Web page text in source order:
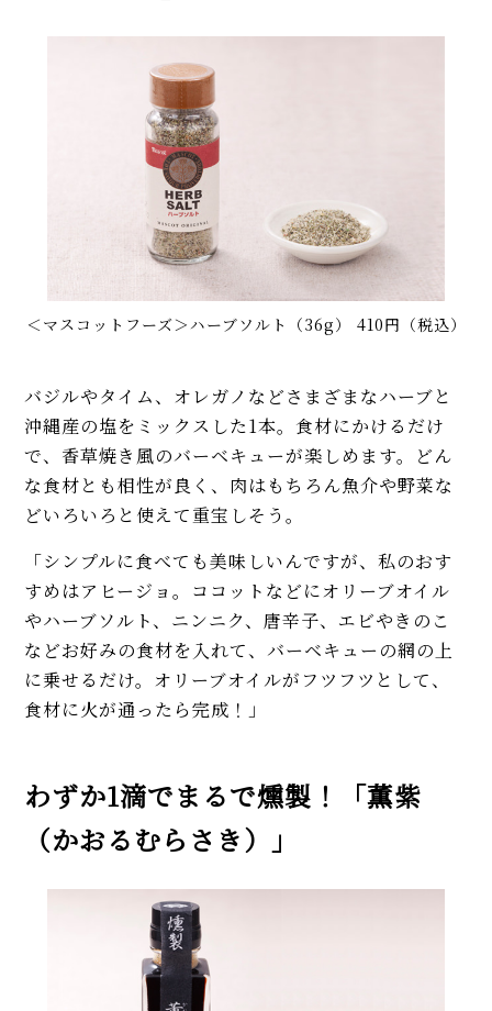
＜マスコットフーズ＞ハーブソルト（36g） 410円（税込）
バジルやタイム、オレガノなどさまざまなハーブと
沖縄産の塩をミックスした1本。食材にかけるだけ
で、香草焼き風のバーベキューが楽しめます。どん
な食材とも相性が良く、肉はもちろん魚介や野菜な
どいろいろと使えて重宝しそう。
「シンプルに食べても美味しいんですが、私のおす
すめはアヒージョ。ココットなどにオリーブオイル
やハーブソルト、ニンニク、唐辛子、エビやきのこ
などお好みの食材を入れて、バーベキューの網の上
に乗せるだけ。オリーブオイルがフツフツとして、
食材に火が通ったら完成！」
わずか1滴でまるで燻製！「薫紫
（かおるむらさき）」